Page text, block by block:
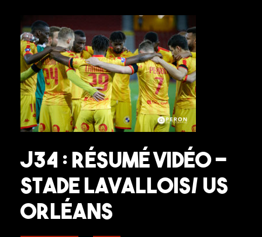
J34 : Résumé Vidéo –
Stade Lavallois/ US
Orléans